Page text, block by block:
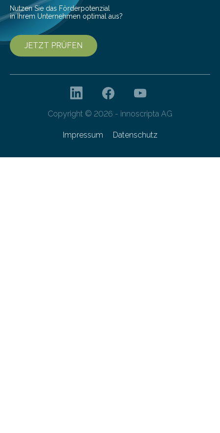
Nutzen Sie das Förderpotenzial
in Ihrem Unternehmen optimal aus?
JETZT PRÜFEN
Copyright © 2026 - innoscripta AG
Impressum Datenschutz